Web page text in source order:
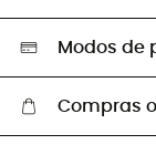
Seleção eco-
Modos de
Compras